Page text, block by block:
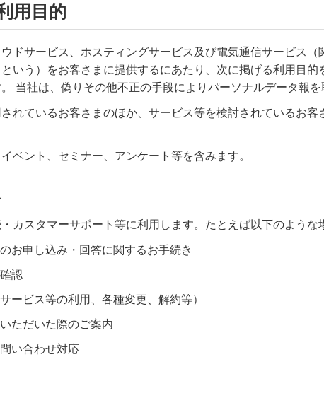
用目的
ドサービス、ホスティングサービス及び電気通信サービス
いう）をお客さまに提供するにあたり、次に掲げる利用目
当社は、偽りその他不正の手段によりパーソナルデータ報
れているお客さまのほか、サービス等を検討されているお
ベント、セミナー、アンケート等を含みます。
カスタマーサポート等に利用します。たとえば以下のような
お申し込み・回答に関するお手続き
認
ービス等の利用、各種変更、解約等）
ただいた際のご案内
い合わせ対応